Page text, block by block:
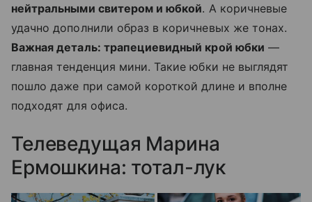
нейтральными свитером и юбкой. А коричневые
удачно дополнили образ в коричневых же тонах.
Важная деталь: трапециевидный крой юбки —
главная тенденция мини. Такие юбки не выглядят
пошло даже при самой короткой длине и вполне
подходят для офиса.
Телеведущая Марина
Ермошкина: тотал-лук